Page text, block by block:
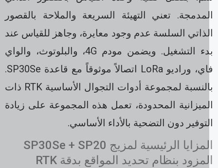
تعني التهيئة السريعة والملاحة بالقصور
السلسة عدم وجود معايرة، وجاهز للقياس عند
بدء التشغيل. ويضمن مودم 4G، والبلوتوث، والواي
فاي، وراديو LoRa اتصالاً موثوقاً مع قاعدة SP30Se.
بالنسبة لمجموعة أدوات التجوال الأساسية RTK ذات
المحدودة، تعمل هذه المجموعة على زيادة
دون التضحية بالأداء الأساسي.
المزايا الرئيسية لمزيج SP30Se + SP20
المزود بنظام تحديد المواقع بدقة RTK